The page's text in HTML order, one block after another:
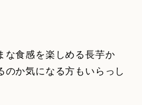
な食感を楽しめる長芋か
のか気になる方もいらっし